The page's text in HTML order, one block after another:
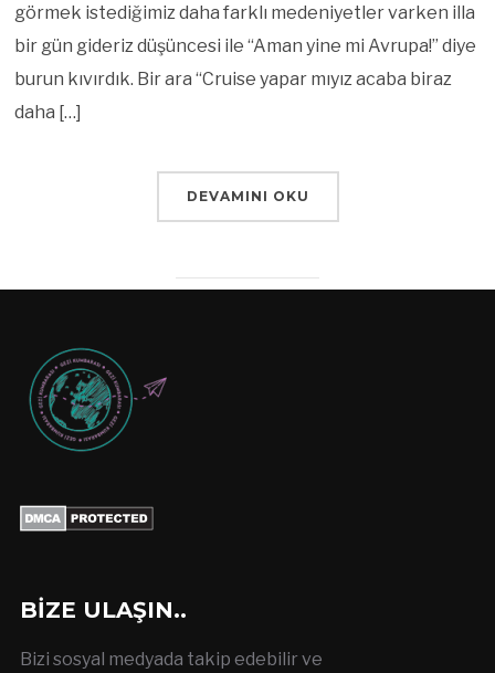
görmek istediğimiz daha farklı medeniyetler varken illa
bir gün gideriz düşüncesi ile “Aman yine mi Avrupa!” diye
burun kıvırdık. Bir ara “Cruise yapar mıyız acaba biraz
daha […]
DEVAMINI OKU
BIZE ULAŞIN..
Bizi sosyal medyada takip edebilir ve